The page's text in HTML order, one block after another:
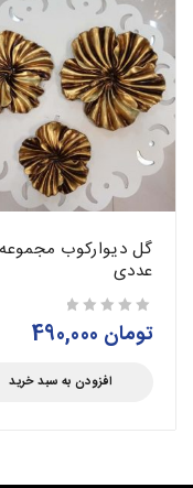
عددی
تومان
افزودن به سبد خرید